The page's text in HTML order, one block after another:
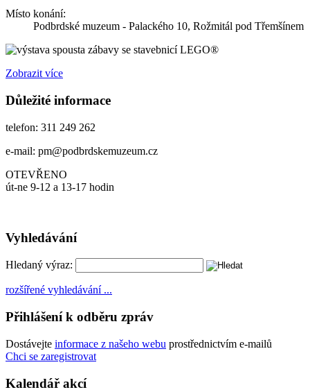
Místo konání:
Podbrdské muzeum - Palackého 10, Rožmitál pod Třemšínem
spousta zábavy se stavebnicí LEGO®
Zobrazit více
Důležité informace
telefon: 311 249 262
e-mail: pm@podbrdskemuzeum.cz
OTEVŘENO
út-ne 9-12 a 13-17 hodin
Vyhledávání
Hledaný výraz:
rozšířené vyhledávání ...
Přihlášení k odběru zpráv
Dostávejte informace z našeho webu prostřednictvím e-mailů
Chci se zaregistrovat
Kalendář akcí